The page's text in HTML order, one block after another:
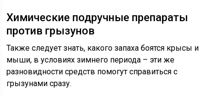
Химические подручные препараты
против грызунов
Также следует знать, какого запаха боятся крысы и
мыши, в условиях зимнего периода – эти же
разновидности средств помогут справиться с
грызунами сразу.